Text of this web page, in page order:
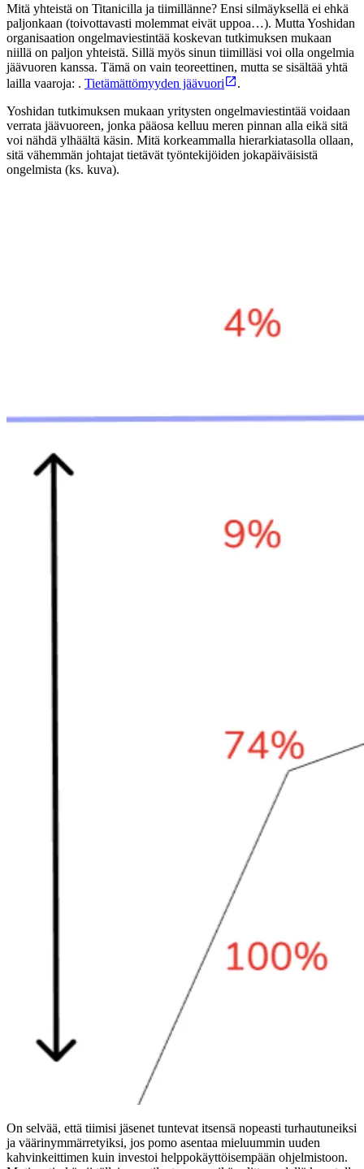
Mitä yhteistä on Titanicilla ja tiimillänne? Ensi silmäyksellä ei ehkä
paljonkaan (toivottavasti molemmat eivät uppoa…). Mutta Yoshidan
organisaation ongelmaviestintää koskevan tutkimuksen mukaan
niillä on paljon yhteistä. Sillä myös sinun tiimilläsi voi olla ongelmia
jäävuoren kanssa. Tämä on vain teoreettinen, mutta se sisältää yhtä
lailla vaaroja: . Tietämättömyyden jäävuori
.
Yoshidan tutkimuksen mukaan yritysten ongelmaviestintää voidaan
verrata jäävuoreen, jonka pääosa kelluu meren pinnan alla eikä sitä
voi nähdä ylhäältä käsin. Mitä korkeammalla hierarkiatasolla ollaan,
sitä vähemmän johtajat tietävät työntekijöiden jokapäiväisistä
ongelmista (ks. kuva).
On selvää, että tiimisi jäsenet tuntevat itsensä nopeasti turhautuneiksi
ja väärinymmärretyiksi, jos pomo asentaa mieluummin uuden
kahvinkeittimen kuin investoi helppokäyttöisempään ohjelmistoon.